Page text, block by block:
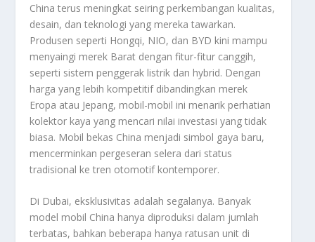
China terus meningkat seiring perkembangan kualitas,
desain, dan teknologi yang mereka tawarkan.
Produsen seperti Hongqi, NIO, dan BYD kini mampu
menyaingi merek Barat dengan fitur-fitur canggih,
seperti sistem penggerak listrik dan hybrid. Dengan
harga yang lebih kompetitif dibandingkan merek
Eropa atau Jepang, mobil-mobil ini menarik perhatian
kolektor kaya yang mencari nilai investasi yang tidak
biasa. Mobil bekas China menjadi simbol gaya baru,
mencerminkan pergeseran selera dari status
tradisional ke tren otomotif kontemporer.
Di Dubai, eksklusivitas adalah segalanya. Banyak
model mobil China hanya diproduksi dalam jumlah
terbatas, bahkan beberapa hanya ratusan unit di